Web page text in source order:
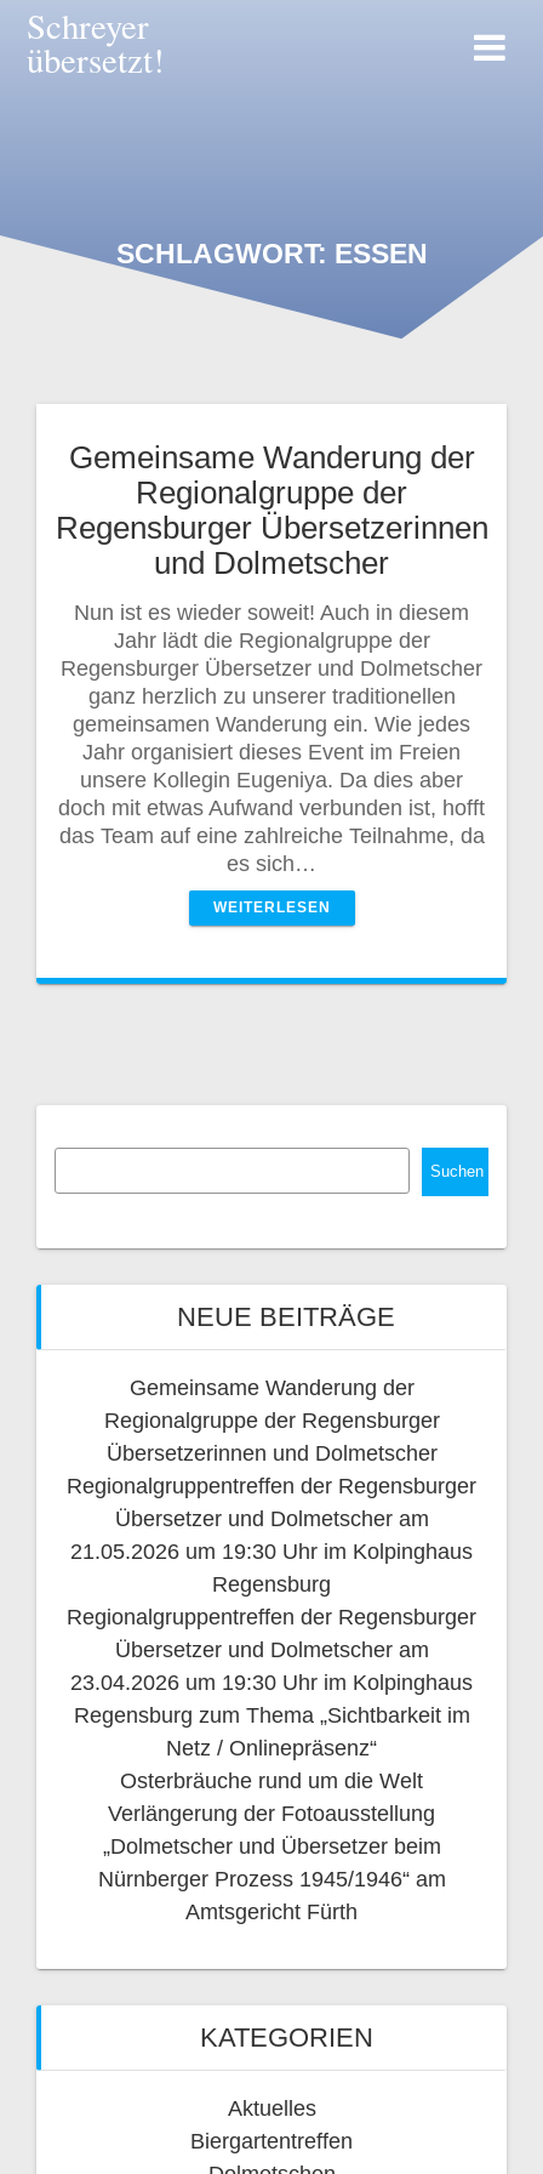
Schreyer
übersetzt!
SCHLAGWORT: ESSEN
Gemeinsame Wanderung der
Regionalgruppe der
Regensburger Übersetzerinnen
und Dolmetscher
Nun ist es wieder soweit! Auch in diesem
Jahr lädt die Regionalgruppe der
Regensburger Übersetzer und Dolmetscher
ganz herzlich zu unserer traditionellen
gemeinsamen Wanderung ein. Wie jedes
Jahr organisiert dieses Event im Freien
unsere Kollegin Eugeniya. Da dies aber
doch mit etwas Aufwand verbunden ist, hofft
das Team auf eine zahlreiche Teilnahme, da
es sich…
WEITERLESEN
Suchen
NEUE BEITRÄGE
Gemeinsame Wanderung der
Regionalgruppe der Regensburger
Übersetzerinnen und Dolmetscher
Regionalgruppentreffen der Regensburger
Übersetzer und Dolmetscher am
21.05.2026 um 19:30 Uhr im Kolpinghaus
Regensburg
Regionalgruppentreffen der Regensburger
Übersetzer und Dolmetscher am
23.04.2026 um 19:30 Uhr im Kolpinghaus
Regensburg zum Thema „Sichtbarkeit im
Netz / Onlinepräsenz“
Osterbräuche rund um die Welt
Verlängerung der Fotoausstellung
„Dolmetscher und Übersetzer beim
Nürnberger Prozess 1945/1946“ am
Amtsgericht Fürth
KATEGORIEN
Aktuelles
Biergartentreffen